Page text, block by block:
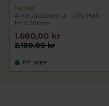
Nyhed
Arne Jacobsen ur - City Hall -
hvid 30mm
2.100,00 kr
1.680,00 kr
På lager